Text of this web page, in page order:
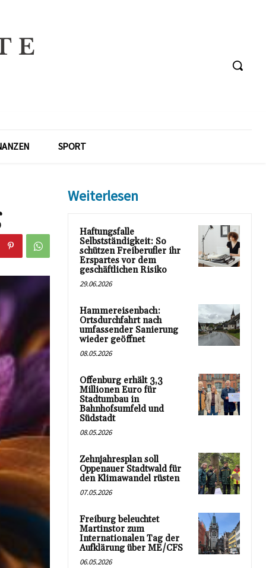
SPORT
Weiterlesen
Haftungsfalle
Selbstständigkeit: So
schützen Freiberufler ihr
Erspartes vor dem
geschäftlichen Risiko
29.06.2026
Hammereisenbach:
Ortsdurchfahrt nach
umfassender Sanierung
wieder geöffnet
08.05.2026
Offenburg erhält 3,3
Millionen Euro für
Stadtumbau in
Bahnhofsumfeld und
Südstadt
08.05.2026
Zehnjahresplan soll
Oppenauer Stadtwald für
den Klimawandel rüsten
07.05.2026
Freiburg beleuchtet
Martinstor zum
Internationalen Tag der
Aufklärung über ME/CFS
06.05.2026